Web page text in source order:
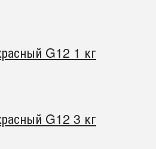
G12 1 кг
G12 3 кг